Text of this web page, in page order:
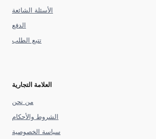
الأسئلة الشائعة
الدفع
تتبع الطلب
العلامة التجارية
من نحن
الشروط والأحكام
سياسة الخصوصية